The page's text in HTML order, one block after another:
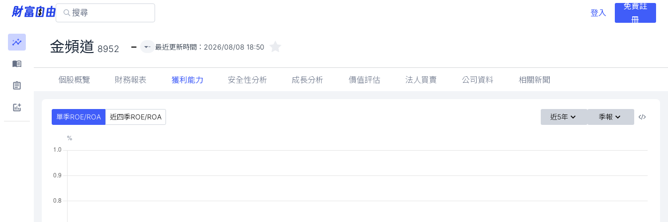
登入
免費註
冊
金頻道 8952 - - 最近更新時間： 2026/08/08 18:50
個股概覽 財務報表 獲利能力 安全性分析 成長分析 價值評估 法人買賣 公司資料 相關新聞
單季ROE/ROA 近四季ROE/ROA 近5年 季報